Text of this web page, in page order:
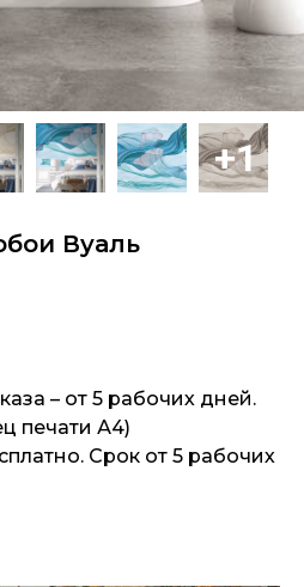
Вуаль
– от 5 рабочих дней.
печати А4)
Срок от 5 рабочих